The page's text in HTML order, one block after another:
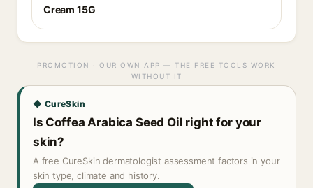
Cream 15G
PROMOTION · OUR OWN APP — THE FREE TOOLS WORK
WITHOUT IT
◆ CureSkin
Is Coffea Arabica Seed Oil right for your
skin?
A free CureSkin dermatologist assessment factors in your
skin type, climate and history.